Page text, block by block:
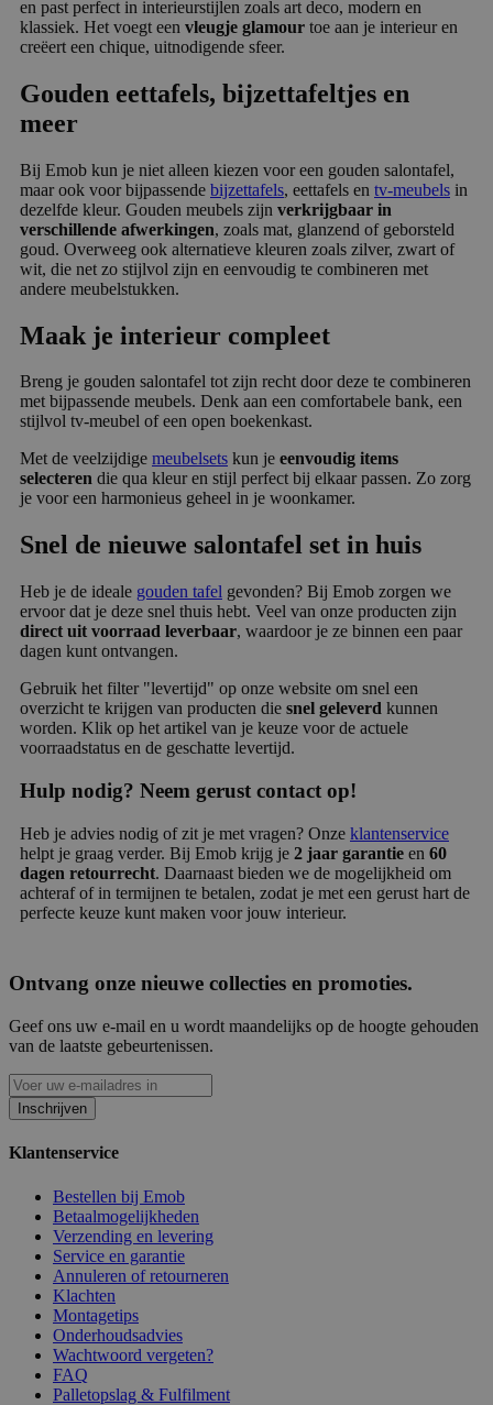
en past perfect in interieurstijlen zoals art deco, modern en
klassiek. Het voegt een vleugje glamour toe aan je interieur en
creëert een chique, uitnodigende sfeer.
Gouden eettafels, bijzettafeltjes en
meer
Bij Emob kun je niet alleen kiezen voor een gouden salontafel,
maar ook voor bijpassende bijzettafels, eettafels en tv-meubels in
dezelfde kleur. Gouden meubels zijn verkrijgbaar in
verschillende afwerkingen, zoals mat, glanzend of geborsteld
goud. Overweeg ook alternatieve kleuren zoals zilver, zwart of
wit, die net zo stijlvol zijn en eenvoudig te combineren met
andere meubelstukken.
Maak je interieur compleet
Breng je gouden salontafel tot zijn recht door deze te combineren
met bijpassende meubels. Denk aan een comfortabele bank, een
stijlvol tv-meubel of een open boekenkast.
Met de veelzijdige meubelsets kun je eenvoudig items
selecteren die qua kleur en stijl perfect bij elkaar passen. Zo zorg
je voor een harmonieus geheel in je woonkamer.
Snel de nieuwe salontafel set in huis
Heb je de ideale gouden tafel gevonden? Bij Emob zorgen we
ervoor dat je deze snel thuis hebt. Veel van onze producten zijn
direct uit voorraad leverbaar, waardoor je ze binnen een paar
dagen kunt ontvangen.
Gebruik het filter "levertijd" op onze website om snel een
overzicht te krijgen van producten die snel geleverd kunnen
worden. Klik op het artikel van je keuze voor de actuele
voorraadstatus en de geschatte levertijd.
Hulp nodig? Neem gerust contact op!
Heb je advies nodig of zit je met vragen? Onze klantenservice
helpt je graag verder. Bij Emob krijg je 2 jaar garantie en 60
dagen retourrecht. Daarnaast bieden we de mogelijkheid om
achteraf of in termijnen te betalen, zodat je met een gerust hart de
perfecte keuze kunt maken voor jouw interieur.
Ontvang onze nieuwe collecties en promoties.
Geef ons uw e-mail en u wordt maandelijks op de hoogte gehouden
van de laatste gebeurtenissen.
Inschrijven
Klantenservice
Bestellen bij Emob
Betaalmogelijkheden
Verzending en levering
Service en garantie
Annuleren of retourneren
Klachten
Montagetips
Onderhoudsadvies
Wachtwoord vergeten?
FAQ
Palletopslag & Fulfilment